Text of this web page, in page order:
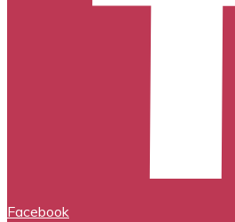
Facebook